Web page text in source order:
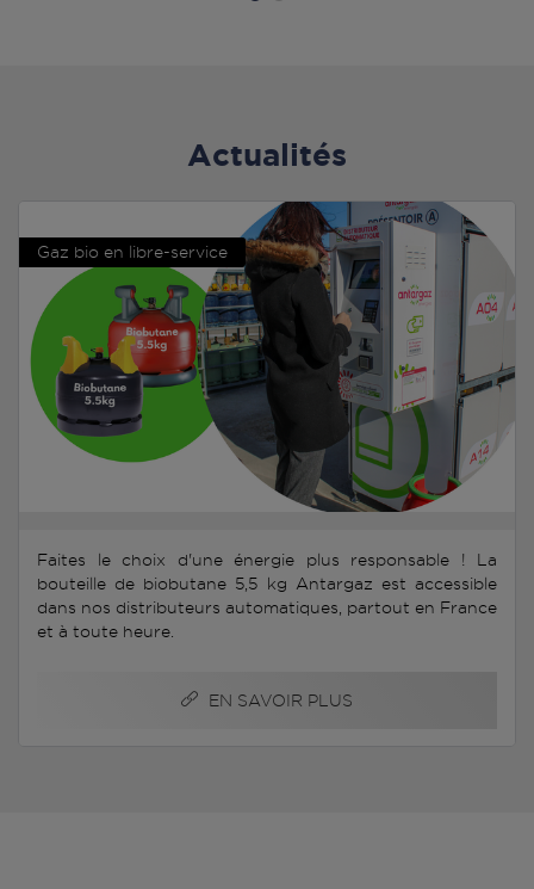
Actualités
Gaz bio en libre-service
Faites le choix d'une énergie plus responsable ! La
bouteille de biobutane 5,5 kg Antargaz est accessible
dans nos distributeurs automatiques, partout en France
et à toute heure.
EN SAVOIR PLUS